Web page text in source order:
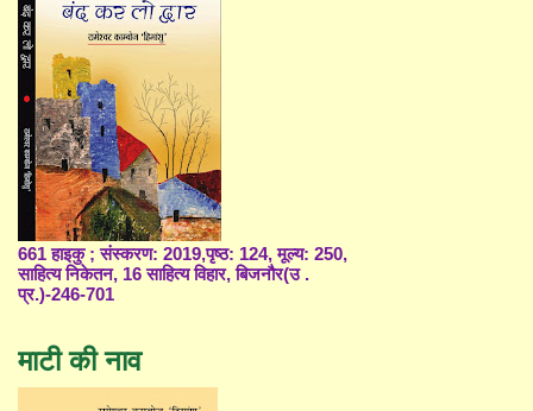
661 हाइकु ; संस्करण: 2019,पृष्ठ: 124, मूल्य: 250,
साहित्य निकेतन, 16 साहित्य विहार, बिजनौर(उ .
प्र.)-246-701
माटी की नाव